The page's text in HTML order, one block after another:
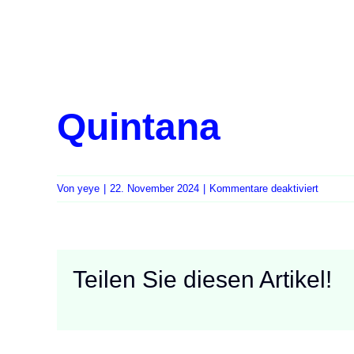
Quintana
Von yeye | 22. November 2024 | Kommentare deaktiviertfür
Teilen Sie diesen Artikel!